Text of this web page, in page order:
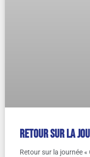
Retour sur la
Retour sur la journée